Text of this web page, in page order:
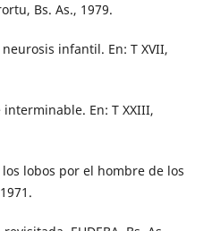
Bs. As., 1979.
neurosis infantil. En: T XVII,
interminable. En: T XXIII,
los lobos por el hombre de los